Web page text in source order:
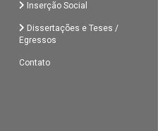
Inserção Social
Dissertações e Teses /
Egressos
Contato